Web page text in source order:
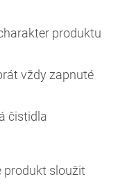
produktu
vždy zapnuté
čistidla
produkt sloužit